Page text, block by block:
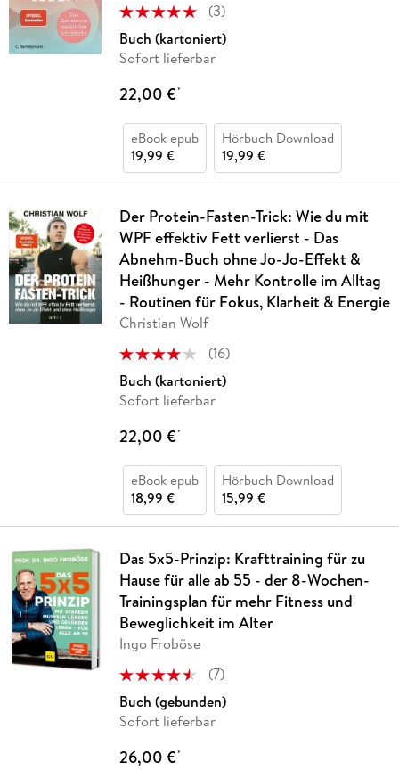
(3)
Buch (kartoniert)
Sofort lieferbar
22,00 €*
eBook epub
19,99 €
Hörbuch Download
19,99 €
Der Protein-Fasten-Trick: Wie du mit
WPF effektiv Fett verlierst - Das
Abnehm-Buch ohne Jo-Jo-Effekt &
Heißhunger - Mehr Kontrolle im Alltag
- Routinen für Fokus, Klarheit & Energie
Christian Wolf
(16)
Buch (kartoniert)
Sofort lieferbar
22,00 €*
eBook epub
18,99 €
Hörbuch Download
15,99 €
Das 5x5-Prinzip: Krafttraining für zu
Hause für alle ab 55 - der 8-Wochen-
Trainingsplan für mehr Fitness und
Beweglichkeit im Alter
Ingo Froböse
(7)
Buch (gebunden)
Sofort lieferbar
26,00 €*